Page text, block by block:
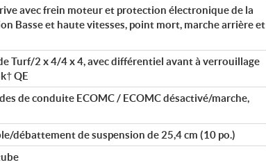
avec frein moteur et protection électronique de la
Basse et haute vitesses, point mort, marche arrière et
Turf/2 x 4/4 x 4, avec différentiel avant à verrouillage
QE
de conduite ECOMC / ECOMC désactivé/marche,
débattement de suspension de 25,4 cm (10 po.)